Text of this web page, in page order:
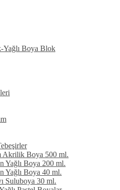
Boya Blok
Akrilik Boya 500 ml.
Yağlı Boya 200 ml.
Yağlı Boya 40 ml.
Suluboya 30 ml.